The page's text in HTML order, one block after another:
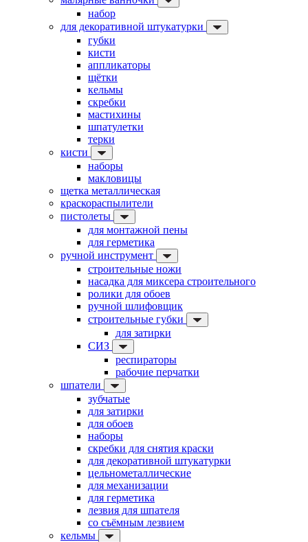
набор
для декоративной штукатурки
губки
кисти
аппликаторы
щётки
кельмы
скребки
мастихины
шпатулетки
терки
кисти
наборы
макловицы
щетка металлическая
краскораспылители
пистолеты
для монтажной пены
для герметика
ручной инструмент
строительные ножи
насадка для миксера строительного
ролики для обоев
ручной шлифовщик
строительные губки
для затирки
СИЗ
респираторы
рабочие перчатки
шпатели
зубчатые
для затирки
для обоев
наборы
скребки для снятия краски
для декоративной штукатурки
цельнометаллические
для механизации
для герметика
лезвия для шпателя
со съёмным лезвием
кельмы